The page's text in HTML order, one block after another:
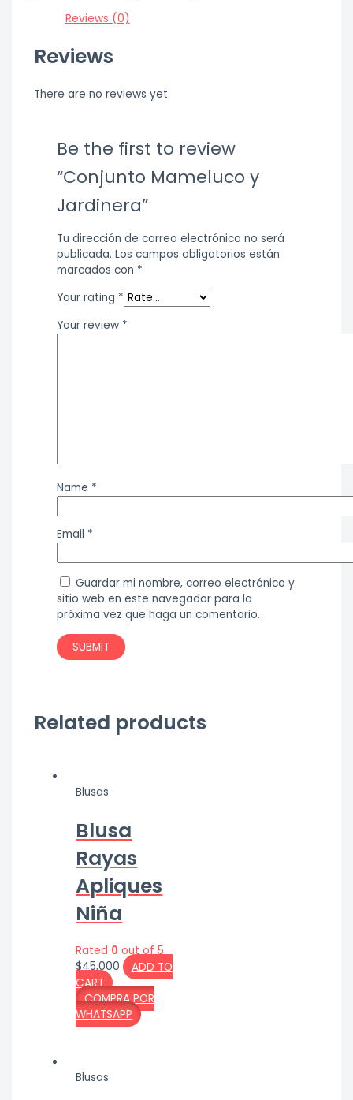
Reviews (0)
Reviews
There are no reviews yet.
Be the first to review
“Conjunto Mameluco y
Jardinera”
Tu dirección de correo electrónico no será
publicada. Los campos obligatorios están
marcados con *
Your rating *
Your review *
Name *
Email *
Guardar mi nombre, correo electrónico y
sitio web en este navegador para la
próxima vez que haga un comentario.
Related products
Blusas
Blusa
Rayas
Apliques
Niña
Rated 0 out of 5
$45,000
ADD TO
CART
COMPRA POR
WHATSAPP
Blusas